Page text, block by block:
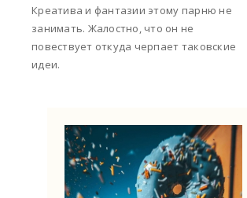
Креатива и фантазии этому парню не
занимать. Жалостно, что он не
повествует откуда черпает таковские
идеи.